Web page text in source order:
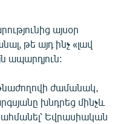
այսօր
թե այդ ինչ «լավ
ապարդյուն:
ժամանակ,
խնդրեց մինչև
Եվրասիական